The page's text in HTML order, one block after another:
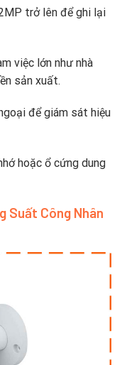
trở lên để ghi lại
việc lớn như nhà
sản xuất.
để giám sát hiệu
hoặc ổ cứng dung
Suất Công Nhân